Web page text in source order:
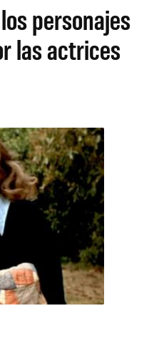
personajes
las actrices